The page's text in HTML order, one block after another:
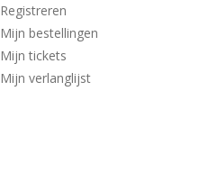
Registreren
Mijn bestellingen
Mijn tickets
Mijn verlanglijst